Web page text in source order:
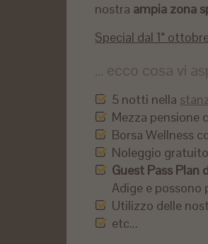
nostra ampia zona
Special dal 1°
... ecco cosa vi
5 notti nella
Mezza pensione
Borsa Wellness
Noleggio
Guest Pass Plan
Adige e
Utilizzo delle
etc...